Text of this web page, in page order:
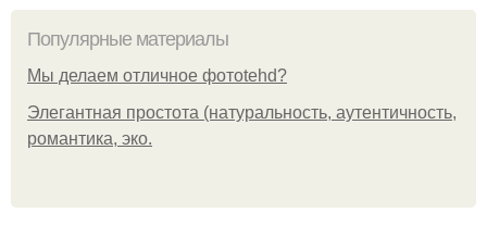
Популярные материалы
Мы делаем отличное фотоtehd?
Элегантная простота (натуральность, аутентичность,
романтика, эко.